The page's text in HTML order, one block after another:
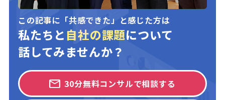
この記事に「共感できた」と感じた方は
私たちと 自社の課題について
話してみませんか？
30分無料コンサルで相談する